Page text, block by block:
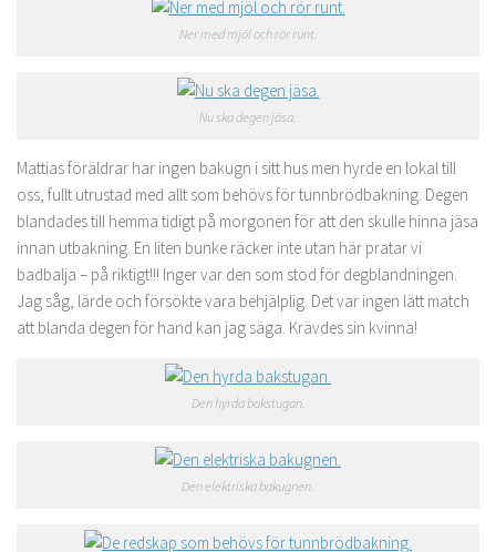
Ner med mjöl och rör runt.
Nu ska degen jäsa.
Mattias föräldrar har ingen bakugn i sitt hus men hyrde en lokal till
oss, fullt utrustad med allt som behövs för tunnbrödbakning. Degen
blandades till hemma tidigt på morgonen för att den skulle hinna jäsa
innan utbakning. En liten bunke räcker inte utan här pratar vi
badbalja – på riktigt!!! Inger var den som stod för degblandningen.
Jag såg, lärde och försökte vara behjälplig. Det var ingen lätt match
att blanda degen för hand kan jag säga. Krävdes sin kvinna!
Den hyrda bakstugan.
Den elektriska bakugnen.